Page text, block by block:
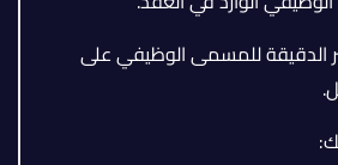
الدقيقة للمسمى الوظيفي على